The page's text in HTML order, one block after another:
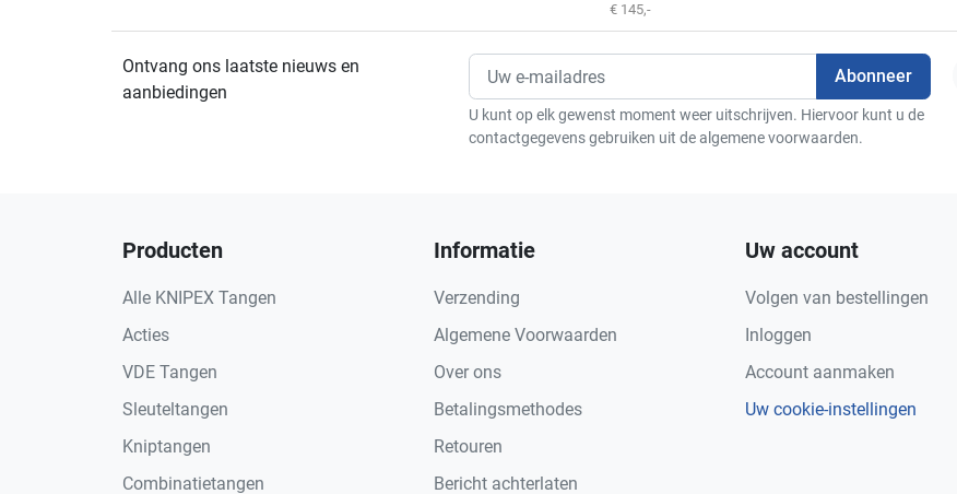
€ 145,-
Ontvang ons laatste nieuws en
aanbiedingen
U kunt op elk gewenst moment weer uitschrijven. Hiervoor kunt u de
contactgegevens gebruiken uit de algemene voorwaarden.
Producten
Alle KNIPEX Tangen
Acties
VDE Tangen
Sleuteltangen
Kniptangen
Combinatietangen
Informatie
Verzending
Algemene Voorwaarden
Over ons
Betalingsmethodes
Retouren
Bericht achterlaten
Uw account
Volgen van bestellingen
Inloggen
Account aanmaken
Uw cookie-instellingen